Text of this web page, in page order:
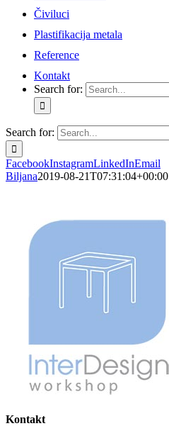
Čiviluci
Plastifikacija metala
Reference
Kontakt
Search for:
Search for:
FacebookInstagramLinkedInEmail
Biljana2019-08-21T07:31:04+00:00
Kontakt